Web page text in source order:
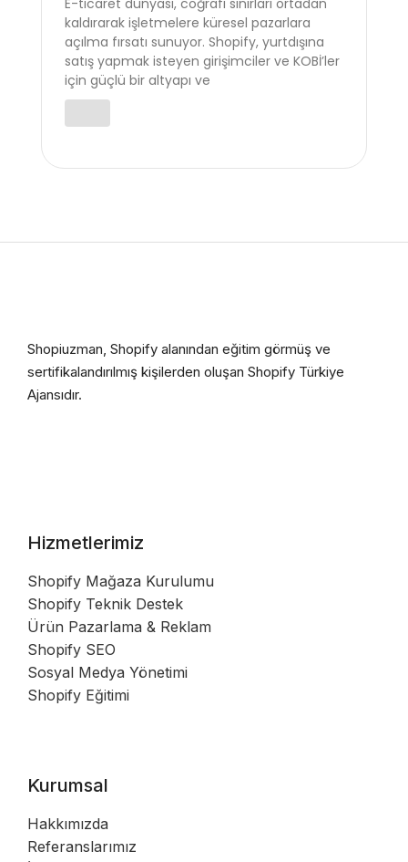
E-ticaret dünyası, coğrafi sınırları ortadan
kaldırarak işletmelere küresel pazarlara
açılma fırsatı sunuyor. Shopify, yurtdışına
satış yapmak isteyen girişimciler ve KOBİ’ler
için güçlü bir altyapı ve
Shopiuzman, Shopify alanından eğitim görmüş ve
sertifikalandırılmış kişilerden oluşan Shopify Türkiye
Ajansıdır.
Hizmetlerimiz
Shopify Mağaza Kurulumu
Shopify Teknik Destek
Ürün Pazarlama & Reklam
Shopify SEO
Sosyal Medya Yönetimi
Shopify Eğitimi
Kurumsal
Hakkımızda
Referanslarımız